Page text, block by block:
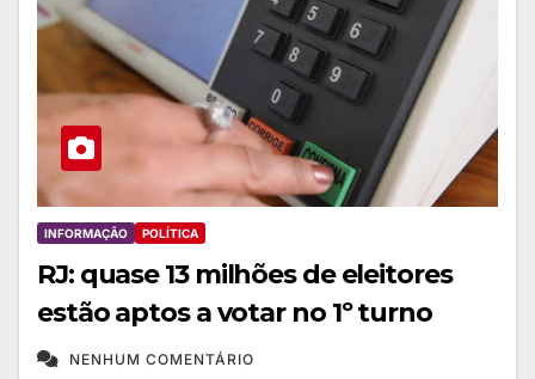
INFORMAÇÃO POLÍTICA
RJ: quase 13 milhões de eleitores
estão aptos a votar no 1º turno
NENHUM COMENTÁRIO